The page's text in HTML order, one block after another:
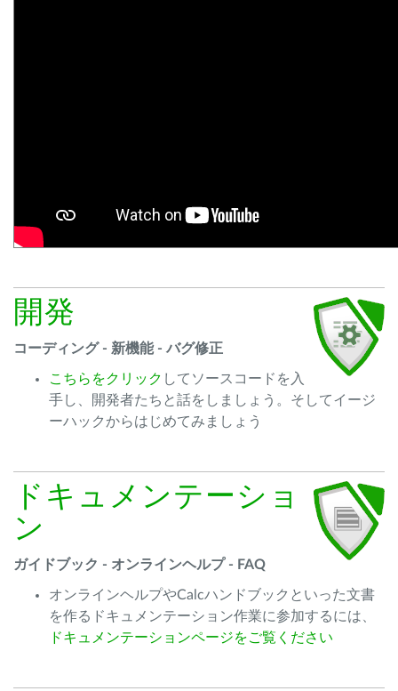
開発
コーディング - 新機能 - バグ修正
こちらをクリック してソースコードを入
手し、開発者たちと話をしましょう。そしてイージ
ーハックからはじめてみましょう
ドキュメンテーショ
ン
ガイドブック - オンラインヘルプ - FAQ
オンラインヘルプやCalcハンドブックといった文書
を作るドキュメンテーション作業に参加するには、
ドキュメンテーションページをご覧ください